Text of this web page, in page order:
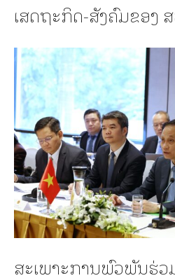
ເສດຖະກິດ-ສັງຄົມຂອງ
ສະເພາະການພົວພັນຮ່ວ